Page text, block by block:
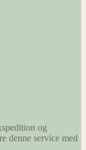
og
denne service med